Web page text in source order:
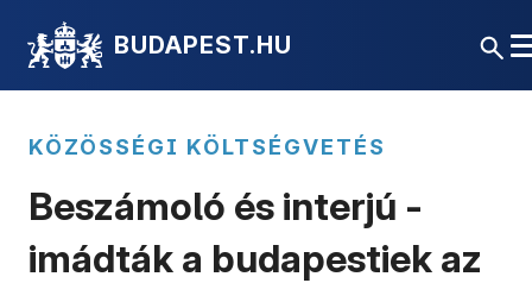
BUDAPEST.HU
KÖZÖSSÉGI KÖLTSÉGVETÉS
Beszámoló és interjú -
imádták a budapestiek az